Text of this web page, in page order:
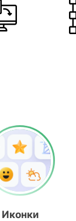
Иконки